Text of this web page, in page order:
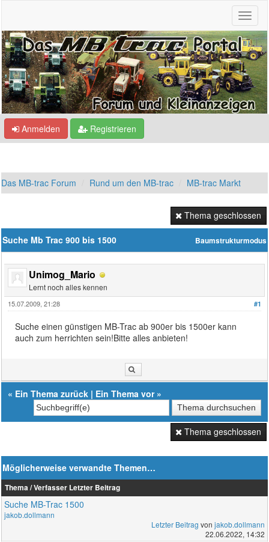
Anmelden Registrieren
Das MB-trac Forum Rund um den MB-trac MB-trac Markt
Thema geschlossen
Baumstrukturmodus
Suche Mb Trac 900 bis 1500
Unimog_Mario
Lernt noch alles kennen
#1
15.07.2009, 21:28
Suche einen günstigen MB-Trac ab 900er bis 1500er kann
auch zum herrichten sein!Bitte alles anbieten!
« Ein Thema zurück | Ein Thema vor»
Thema geschlossen
Möglicherweise verwandte Themen…
Thema / Verfasser Letzter Beitrag
Suche MB-Trac 1500
jakob.dollmann
Letzter Beitrag von jakob.dollmann
22.06.2022, 14:32